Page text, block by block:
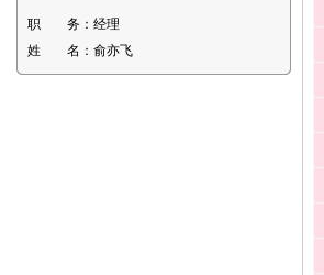
职 务： 经理
姓 名： 俞亦飞